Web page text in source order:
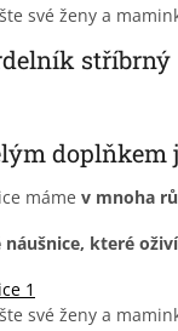
stříbrný
doplňkem
máme v mnoha
náušnice, které
1